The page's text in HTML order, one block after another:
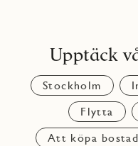
Upptäck
Stockholm
Flytta
Att köpa bostad